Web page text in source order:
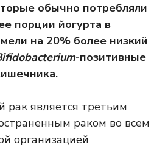
обычно потребляли
порции йогурта в
на 20% более низкий
-позитивные
рак является третьим
раком во всем
организацией